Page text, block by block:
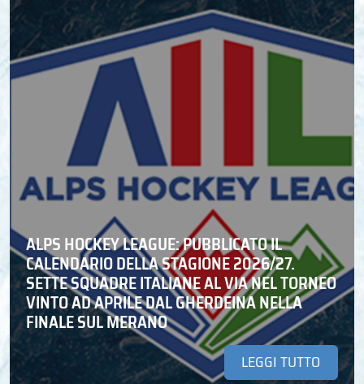
ALPS HOCKEY LEAGUE: PUBBLICATO IL
CALENDARIO DELLA STAGIONE 2026/27.
SETTE SQUADRE ITALIANE AL VIA NEL TORNEO
VINTO AD APRILE DAL GHERDEINA NELLA
FINALE SUL MERANO
LEGGI TUTTO